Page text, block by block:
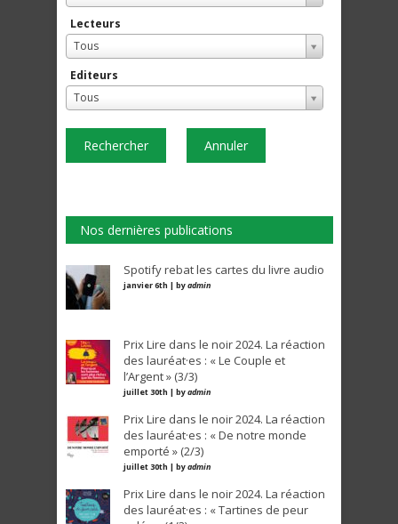
Lecteurs
Tous
Editeurs
Tous
Rechercher Annuler
Nos dernières publications
Spotify rebat les cartes du livre audio
janvier 6th | byadmin
Prix Lire dans le noir 2024. La réaction
des lauréat·es : « Le Couple et
l’Argent » (3/3)
juillet 30th | byadmin
Prix Lire dans le noir 2024. La réaction
des lauréat·es : « De notre monde
emporté » (2/3)
juillet 30th | byadmin
Prix Lire dans le noir 2024. La réaction
des lauréat·es : « Tartines de peur